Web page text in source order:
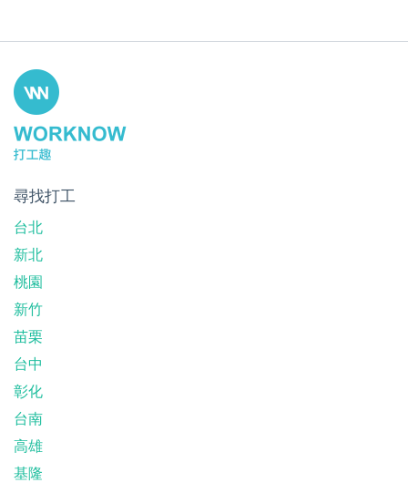
尋找打工
台北
新北
桃園
新竹
苗栗
台中
彰化
台南
高雄
基隆